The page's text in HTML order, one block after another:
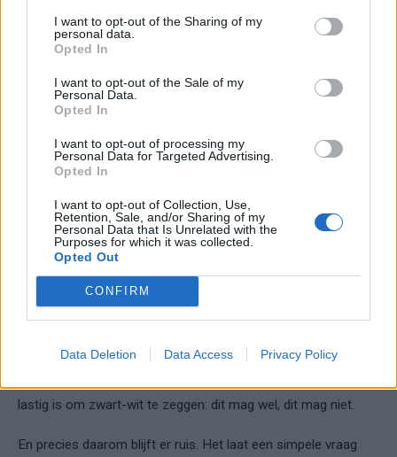
I want to opt-out of the Sharing of my
personal data.
Opted In
I want to opt-out of the Sale of my
Personal Data.
Opted In
I want to opt-out of processing my
Personal Data for Targeted Advertising.
Opted In
I want to opt-out of Collection, Use,
Retention, Sale, and/or Sharing of my
Personal Data that Is Unrelated with the
Purposes for which it was collected.
Opted Out
CONFIRM
Data Deletion Data Access Privacy Policy
Daar zit ook het sportieve belang. Een nieuwe speler die een
week later instroomt, mist automatismen en afspraken. Zeker
Feyenoord koopt met deze trip tijd terug. Geen
wedstrijdminuten, wel trainingsminuten. Dat kan net genoeg
zijn om een debutant sneller “normaal” te laten ogen,
bijvoorbeeld richting Feyenoord – Telstar, waar zijn eerste
minuten al worden genoemd als mogelijkheid.
De KNVB, de IND en de vraag die
nog open blijft
Wat uiteindelijk telt, is niet hoe het voelt, maar hoe het wordt
beoordeeld. Alleen: dat oordeel ligt niet bij één partij. De IND
vreemdelingen en uitvoeringsregels zijn bovendien technisch
lastig is om zwart-wit te zeggen: dit mag wel, dit mag niet.
En precies daarom blijft er ruis. Het laat een simpele vraag